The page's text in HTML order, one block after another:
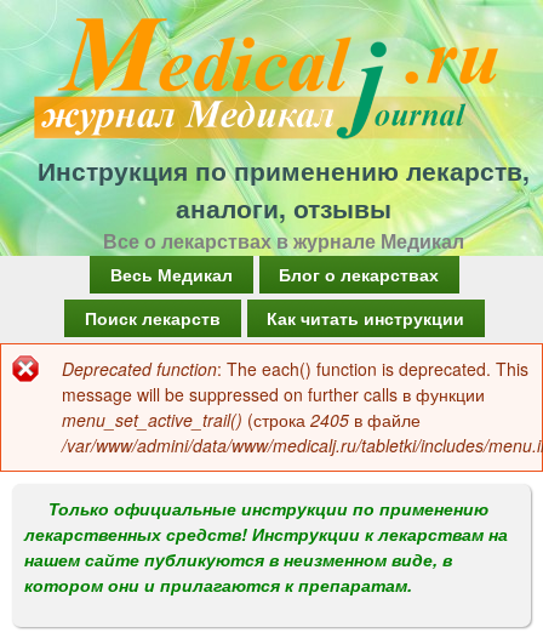
Перейти
к
основному
содержанию
Инструкция по применению лекарств,
аналоги, отзывы
Все о лекарствах в журнале Медикал
а
в
о
м
е
н
Весь Медикал
Блог о лекарствах
Поиск лекарств
Как читать инструкции
Сообщение
об
ошибке
Deprecated function: The each() function is deprecated. This
message will be suppressed on further calls в функции
menu_set_active_trail() (строка 2405 в файле
/var/www/admini/data/www/medicalj.ru/tabletki/includes/
Только официальные инструкции по применению
лекарственных средств! Инструкции к лекарствам на
нашем сайте публикуются в неизменном виде, в
котором они и прилагаются к препаратам.